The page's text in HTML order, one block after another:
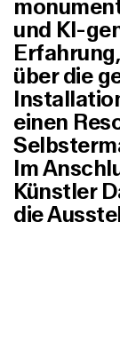
und KI-
über die
einen
Im
Künstler
die